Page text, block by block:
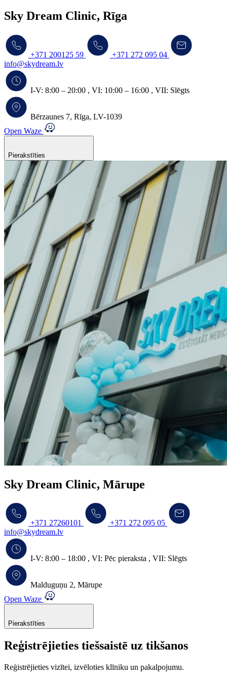
Sky Dream Clinic, Rīga
+371 200125 59
+371 272 095 04
info@skydream.lv
I-V: 8:00 – 20:00 , VI: 10:00 – 16:00 , VII: Slēgts
Bērzaunes 7, Rīga, LV-1039
Open Waze
Pierakstīties
Sky Dream Clinic, Mārupe
+371 27260101
+371 272 095 05
info@skydream.lv
I-V: 8:00 – 18:00 , VI: Pēc pieraksta , VII: Slēgts
Malduguņu 2, Mārupe
Open Waze
Pierakstīties
Reģistrējieties tiešsaistē uz tikšanos
Reģistrējieties vizītei, izvēloties klīniku un pakalpojumu.